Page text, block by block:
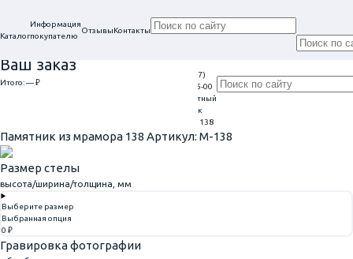
Каталог
Информация
покупателю
ОтзывыКонтакты
Ваш заказ
Итого:— ₽
Проконсультируем
+7 (917)
113-05-00
Обратный
звонок
Памятник из мрамора 138
Памятник из мрамора 138 Артикул: M-138
Размер стелы
высота/ширина/толщина, мм
Выберите размер
Выбранная опция
0 ₽
Гравировка фотографии